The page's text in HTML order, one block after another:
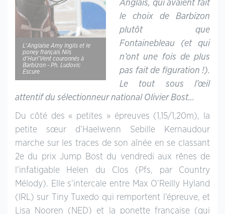
L'Anglaise Amy Inglis et le
poney français Nils
d'Hurl'Vent couronnés à
Barbizon - Ph. Ludovic
Escure
Anglais, qui avaient fait
le choix de Barbizon
plutôt que
Fontainebleau (et qui
n’ont une fois de plus
pas fait de figuration !).
Le tout sous l’œil
attentif du sélectionneur national Olivier Bost…
Du côté des « petites » épreuves (1,15/1,20m), la
petite sœur d’Haelwenn Sebille Kernaudour
marche sur les traces de son aînée en se classant
2e du prix Jump Bost du vendredi aux rênes de
l’infatigable Helen du Clos (Pfs, par Country
Mélody). Elle s’intercale entre Max O’Reilly Hyland
(IRL) sur Tiny Tuxedo qui remportent l’épreuve, et
Lisa Nooren (NED) et la ponette française (qui